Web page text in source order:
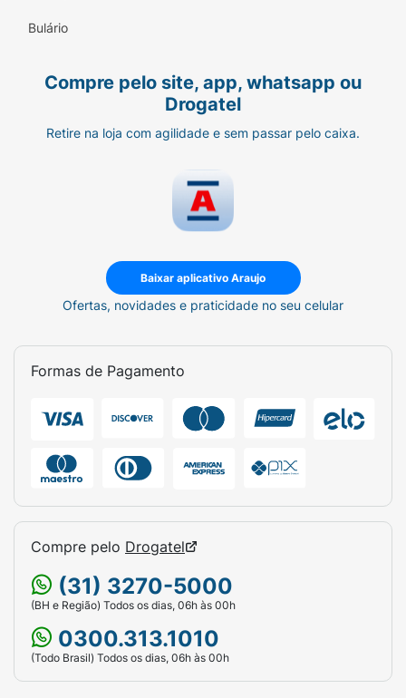
Bulário
Compre pelo site, app, whatsapp ou
Drogatel
Retire na loja com agilidade e sem passar pelo caixa.
Baixar aplicativo Araujo
Ofertas, novidades e praticidade no seu celular
Formas de Pagamento
Compre pelo Drogatel
(31) 3270-5000
(BH e Região) Todos os dias, 06h às 00h
0300.313.1010
(Todo Brasil) Todos os dias, 06h às 00h